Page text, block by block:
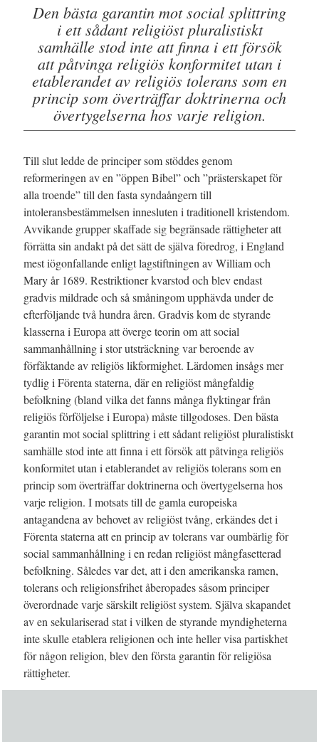
Den bästa garantin mot social splittring
i ett sådant religiöst pluralistiskt
samhälle stod inte att finna i ett försök
att påtvinga religiös konformitet utan i
etablerandet av religiös tolerans som en
princip som överträffar doktrinerna och
övertygelserna hos varje religion.
Till slut ledde de principer som stöddes genom
reformeringen av en ”öppen Bibel” och ”prästerskapet för
alla troende” till den fasta syndaångern till
intoleransbestämmelsen innesluten i traditionell kristendom.
Avvikande grupper skaffade sig begränsade rättigheter att
förrätta sin andakt på det sätt de själva föredrog, i England
mest iögonfallande enligt lagstiftningen av William och
Mary år 1689. Restriktioner kvarstod och blev endast
gradvis mildrade och så småningom upphävda under de
efterföljande två hundra åren. Gradvis kom de styrande
klasserna i Europa att överge teorin om att social
sammanhållning i stor utsträckning var beroende av
förfäktande av religiös likformighet. Lärdomen insågs mer
tydlig i Förenta staterna, där en religiöst mångfaldig
befolkning (bland vilka det fanns många flyktingar från
religiös förföljelse i Europa) måste tillgodoses. Den bästa
garantin mot social splittring i ett sådant religiöst pluralistiskt
samhälle stod inte att finna i ett försök att påtvinga religiös
konformitet utan i etablerandet av religiös tolerans som en
princip som överträffar doktrinerna och övertygelserna hos
varje religion. I motsats till de gamla europeiska
antagandena av behovet av religiöst tvång, erkändes det i
Förenta staterna att en princip av tolerans var oumbärlig för
social sammanhållning i en redan religiöst mångfasetterad
befolkning. Således var det, att i den amerikanska ramen,
tolerans och religionsfrihet åberopades såsom principer
överordnade varje särskilt religiöst system. Själva skapandet
av en sekulariserad stat i vilken de styrande myndigheterna
inte skulle etablera religionen och inte heller visa partiskhet
för någon religion, blev den första garantin för religiösa
rättigheter.